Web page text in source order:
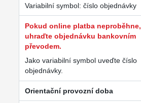
Variabilní symbol: číslo objednávky
Pokud online platba neproběhne,
uhraďte objednávku bankovním
převodem.
Jako variabilní symbol uveďte číslo
objednávky.
Orientační provozní doba